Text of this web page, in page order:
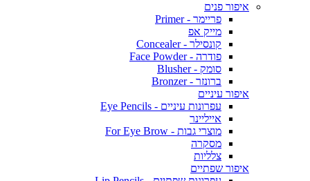
איפור פנים
פריימר - Primer
מייק אפ
קונסילר - Concealer
פודרה - Face Powder
סומק - Blusher
ברונזר - Bronzer
איפור עיניים
עפרונות עיניים - Eye Pencils
אייליינר
מוצרי גבות - For Eye Brow
מסקרה
צלליות
איפור שפתיים